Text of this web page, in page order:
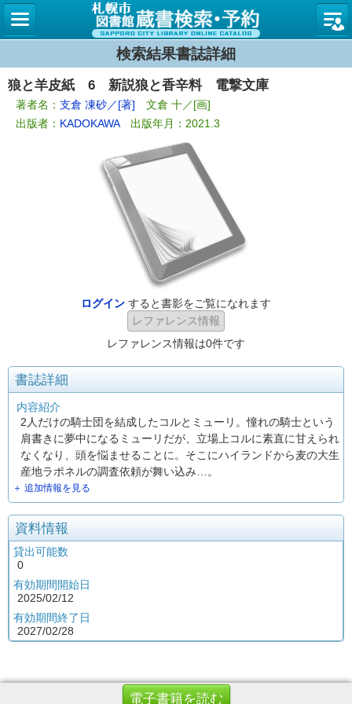
札幌市
検索結果書誌詳細
狼と羊皮紙 6 新説狼と香辛料 電撃文庫
著者名： 支倉 凍砂／[著] 文倉 十／[画]
出版者： KADOKAWA出版年月：2021.3
ログイン すると書影をご覧になれます
レファレンス情報は0件です
書誌詳細
内容紹介
2人だけの騎士団を結成したコルとミューリ。憧れの騎士という
肩書きに夢中になるミューリだが、立場上コルに素直に甘えられ
なくなり、頭を悩ませることに。そこにハイランドから麦の大生
産地ラポネルの調査依頼が舞い込み…。
＋ 追加情報を見る
資料情報
貸出可能数
0
有効期間開始日
2025/02/12
有効期間終了日
2027/02/28